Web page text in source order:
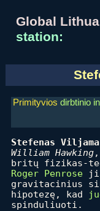
Global
station:
Primityvios dirbtinio
Stefenas
William Hawking
britų fizikas-
Roger Penrose
gravitacinius
hipotezę, kad
spinduliuoti.